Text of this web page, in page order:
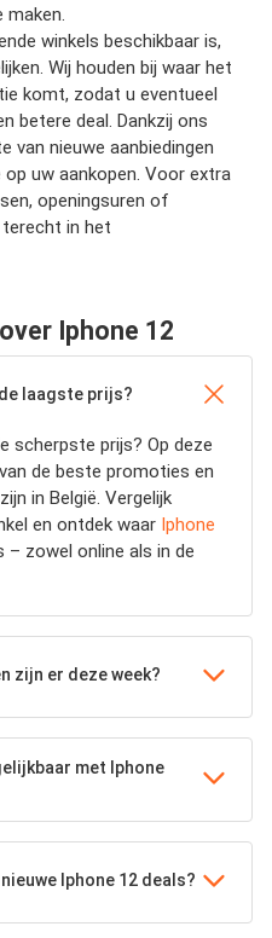
maken.
winkels beschikbaar is,
Wij houden bij waar het
komt, zodat u eventueel
betere deal. Dankzij ons
van nieuwe aanbiedingen
uw aankopen. Voor extra
openingsuren of
in het
Iphone 12
laagste prijs?
scherpste prijs? Op deze
de beste promoties en
in België. Vergelijk
en ontdek waar Iphone
– zowel online als in de
zijn er deze week?
met Iphone
Iphone 12 deals?